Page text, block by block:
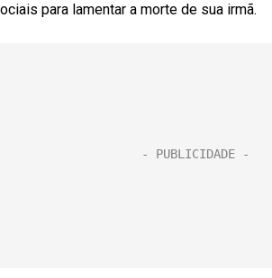
para lamentar a morte de sua irmã.